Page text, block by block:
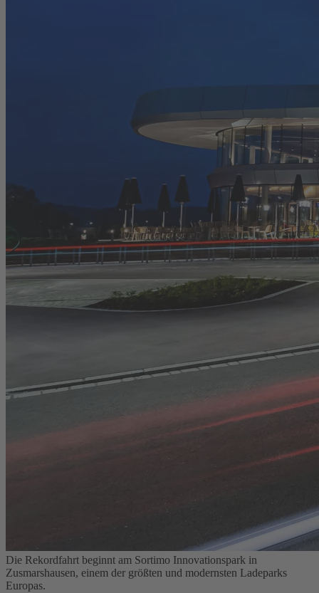
Die Rekordfahrt beginnt am Sortimo Innovationspark in
Zusmarshausen, einem der größten und modernsten Ladeparks
Europas.